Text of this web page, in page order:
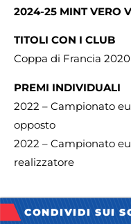
2024-25 MINT VERO
TITOLI CON I CLUB
Coppa di Francia 2020
PREMI INDIVIDUALI
2022 – Campionato
opposto
2022 – Campionato
realizzatore
CONDIVIDI SUI